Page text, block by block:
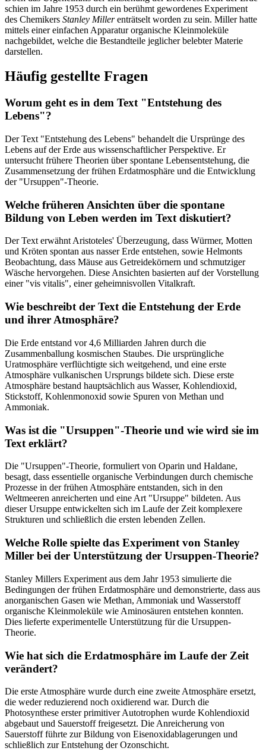
schien im Jahre 1953 durch ein berühmt gewordenes Experiment
des Chemikers Stanley Millerenträtselt worden zu sein. Miller hatte
mittels einer einfachen Apparatur organische Kleinmoleküle
nachgebildet, welche die Bestandteile jeglicher belebter Materie
darstellen.
Häufig gestellte Fragen
Worum geht es in dem Text "Entstehung des
Lebens"?
Der Text "Entstehung des Lebens" behandelt die Ursprünge des
Lebens auf der Erde aus wissenschaftlicher Perspektive. Er
untersucht frühere Theorien über spontane Lebensentstehung, die
Zusammensetzung der frühen Erdatmosphäre und die Entwicklung
der "Ursuppen"-Theorie.
Welche früheren Ansichten über die spontane
Bildung von Leben werden im Text diskutiert?
Der Text erwähnt Aristoteles' Überzeugung, dass Würmer, Motten
und Kröten spontan aus nasser Erde entstehen, sowie Helmonts
Beobachtung, dass Mäuse aus Getreidekörnern und schmutziger
Wäsche hervorgehen. Diese Ansichten basierten auf der Vorstellung
einer "vis vitalis", einer geheimnisvollen Vitalkraft.
Wie beschreibt der Text die Entstehung der Erde
und ihrer Atmosphäre?
Die Erde entstand vor 4,6 Milliarden Jahren durch die
Zusammenballung kosmischen Staubes. Die ursprüngliche
Uratmosphäre verflüchtigte sich weitgehend, und eine erste
Atmosphäre vulkanischen Ursprungs bildete sich. Diese erste
Atmosphäre bestand hauptsächlich aus Wasser, Kohlendioxid,
Stickstoff, Kohlenmonoxid sowie Spuren von Methan und
Ammoniak.
Was ist die "Ursuppen"-Theorie und wie wird sie im
Text erklärt?
Die "Ursuppen"-Theorie, formuliert von Oparin und Haldane,
besagt, dass essentielle organische Verbindungen durch chemische
Prozesse in der frühen Atmosphäre entstanden, sich in den
Weltmeeren anreicherten und eine Art "Ursuppe" bildeten. Aus
dieser Ursuppe entwickelten sich im Laufe der Zeit komplexere
Strukturen und schließlich die ersten lebenden Zellen.
Welche Rolle spielte das Experiment von Stanley
Miller bei der Unterstützung der Ursuppen-Theorie?
Stanley Millers Experiment aus dem Jahr 1953 simulierte die
Bedingungen der frühen Erdatmosphäre und demonstrierte, dass aus
anorganischen Gasen wie Methan, Ammoniak und Wasserstoff
organische Kleinmoleküle wie Aminosäuren entstehen konnten.
Dies lieferte experimentelle Unterstützung für die Ursuppen-
Theorie.
Wie hat sich die Erdatmosphäre im Laufe der Zeit
verändert?
Die erste Atmosphäre wurde durch eine zweite Atmosphäre ersetzt,
die weder reduzierend noch oxidierend war. Durch die
Photosynthese erster primitiver Autotrophen wurde Kohlendioxid
abgebaut und Sauerstoff freigesetzt. Die Anreicherung von
Sauerstoff führte zur Bildung von Eisenoxidablagerungen und
schließlich zur Entstehung der Ozonschicht.